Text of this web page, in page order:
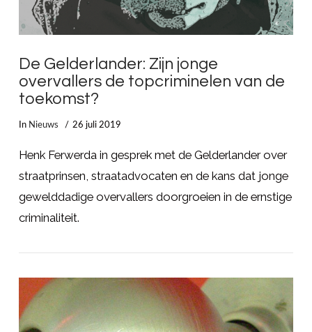
LEES MEER
De Gelderlander: Zijn jonge
overvallers de topcriminelen van de
toekomst?
In Nieuws 26 juli 2019
Henk Ferwerda in gesprek met de Gelderlander over
straatprinsen, straatadvocaten en de kans dat jonge
gewelddadige overvallers doorgroeien in de ernstige
criminaliteit.